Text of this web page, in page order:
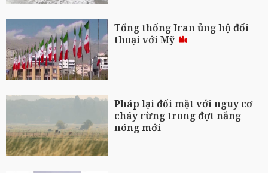
Tổng thống Iran ủng hộ đối
thoại với Mỹ
Pháp lại đối mặt với nguy cơ
cháy rừng trong đợt nắng
nóng mới